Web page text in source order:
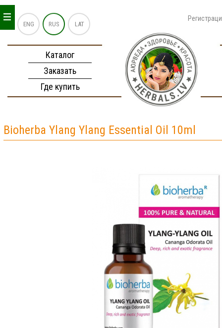
ENG RUS LAT
Каталог
Заказать
Где купить
_
_
_
Bioherba Ylang Ylang Essential Oil 10ml